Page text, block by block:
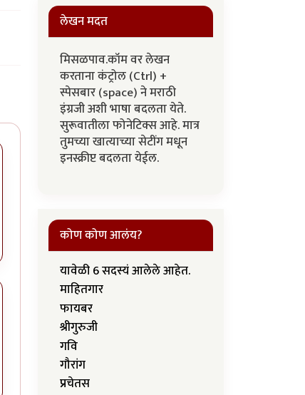
लेखन मदत
मिसळपाव.कॉम वर लेखन
करताना कंट्रोल (Ctrl) +
स्पेसबार (space) ने मराठी
इंग्रजी अशी भाषा बदलता येते.
सुरूवातीला फोनेटिक्स आहे. मात्र
तुमच्या खात्याच्या सेटींग मधून
इनस्क्रीप्ट बदलता येईल.
कोण कोण आलंय?
यावेळी 6 सदस्यं आलेले आहेत.
माहितगार
फायबर
श्रीगुरुजी
गवि
गौरांग
प्रचेतस